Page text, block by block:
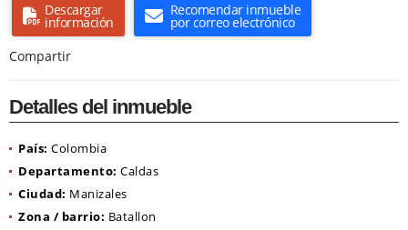
Descargar
información
Recomendar inmueble
por correo electrónico
Compartir
Detalles del inmueble
País: Colombia
Departamento: Caldas
Ciudad: Manizales
Zona / barrio: Batallon